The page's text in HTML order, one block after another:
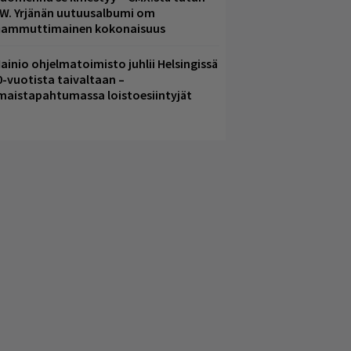
Yrjänän uutuusalbumi om
kokonaisuus
ohjelmatoimisto juhlii Helsingissä
vuotista taivaltaan –
loistoesiintyjät